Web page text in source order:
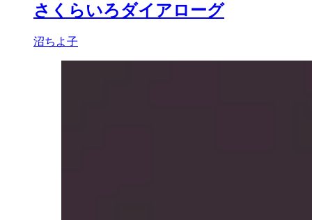
さくらいろダイアローグ
沼ちよ子